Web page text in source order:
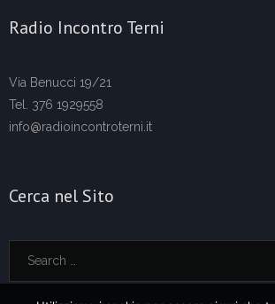
Radio Incontro Terni
Via Benucci 19/21
Tel. 376 1929558
info@radioincontroterni.it
Cerca nel Sito